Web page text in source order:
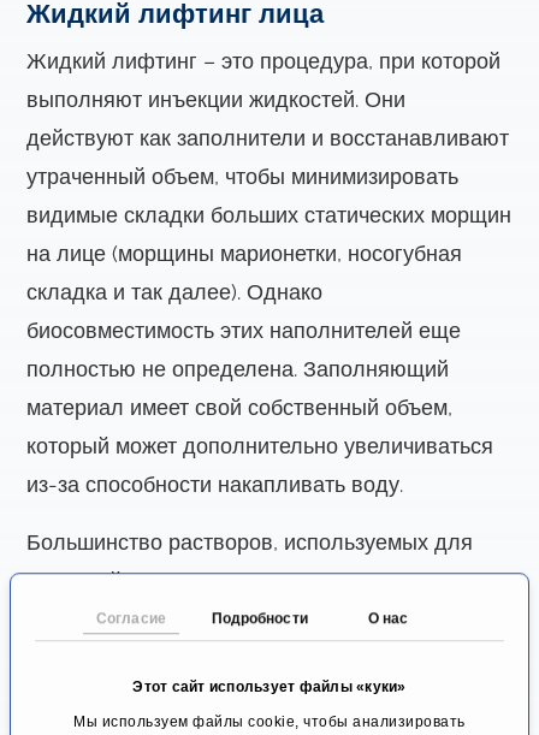
Согласие Подробности О нас
Этот сайт использует файлы «куки»
Мы используем файлы cookie, чтобы анализировать
Жидкий лифтинг лица
Жидкий лифтинг – это процедура, при которой
выполняют инъекции жидкостей. Они
действуют как заполнители и восстанавливают
утраченный объем, чтобы минимизировать
видимые складки больших статических морщин
на лице (морщины марионетки, носогубная
складка и так далее). Однако
биосовместимость этих наполнителей еще
полностью не определена. Заполняющий
материал имеет свой собственный объем,
который может дополнительно увеличиваться
из-за способности накапливать воду.
Большинство растворов, используемых для
инъекций, включают коллаген, гиалуроновую
кислоту, аутологичные жиры и гидроксиапатит
менее абсорбируются и через некоторое время